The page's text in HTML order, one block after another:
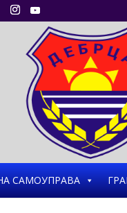
САМОУПРАВА